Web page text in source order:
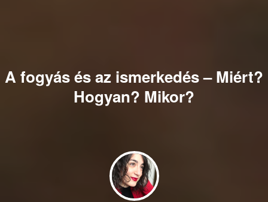
A fogyás és az ismerkedés – Miért?
Hogyan? Mikor?